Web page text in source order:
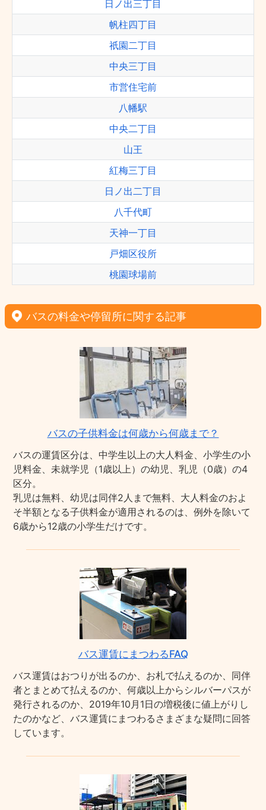
日ノ出三丁目
帆柱四丁目
祇園二丁目
中央三丁目
市営住宅前
八幡駅
中央二丁目
山王
紅梅三丁目
日ノ出二丁目
八千代町
天神一丁目
戸畑区役所
桃園球場前
バスの料金や停留所に関する記事
バスの子供料金は何歳から何歳まで？
バスの運賃区分は、中学生以上の大人料金、小学生の小
児料金、未就学児（1歳以上）の幼児、乳児（0歳）の4
区分。
乳児は無料、幼児は同伴2人まで無料、大人料金のおよ
そ半額となる子供料金が適用されるのは、例外を除いて
6歳から12歳の小学生だけです。
バス運賃にまつわるFAQ
バス運賃はおつりが出るのか、お札で払えるのか、同伴
者とまとめて払えるのか、何歳以上からシルバーパスが
発行されるのか、2019年10月1日の増税後に値上がりし
たのかなど、バス運賃にまつわるさまざまな疑問に回答
しています。